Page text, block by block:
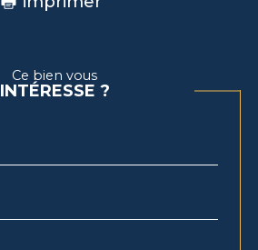
Ce bien vous
INTÉRESSE ?